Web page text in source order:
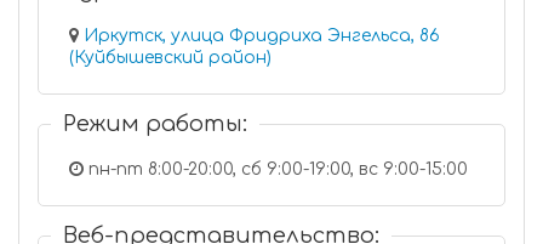
Иркутск, улица Фридриха Энгельса, 86
(Куйбышевский район)
Режим работы:
пн-пт 8:00-20:00, сб 9:00-19:00, вс 9:00-15:00
Веб-представительство: